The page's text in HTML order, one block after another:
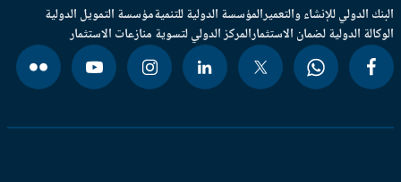
الدولي للإنشاء والتعميرالمؤسسة الدولية للتنميةمؤسسة التمويل الدولية
الدولية لضمان الاستثمارالمركز الدولي لتسوية منازعات الاستثمار